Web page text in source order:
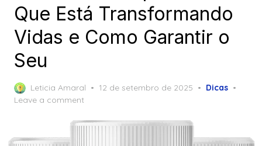
Que Está Transformando
Vidas e Como Garantir o
Seu
Leticia Amaral
Posted
12 de setembro de 2025
Dicas
Leave a comment